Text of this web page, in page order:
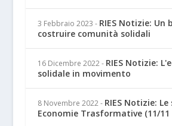
3 Febbraio 2023 - RIES Notizie: Un
costruire comunità solidali
16 Dicembre 2022 - RIES Notizie:
solidale in movimento
8 Novembre 2022 - RIES Notizie:
Economie Trasformative (11/11